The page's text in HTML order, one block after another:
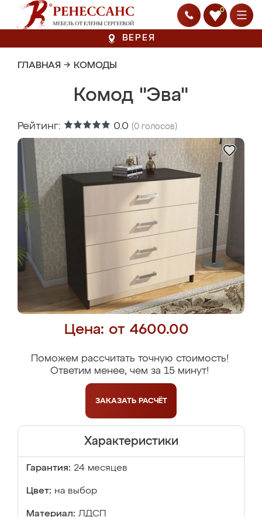
0
ВЕРЕЯ
ГЛАВНАЯ → КОМОДЫ
Комод "Эва"
Рейтинг: 0.0 (0 голосов)
Цена: от 4600.00
Поможем рассчитать точную стоимость!
Ответим менее, чем за 15 минут!
ЗАКАЗАТЬ РАСЧЁТ
Характеристики
Гарантия: 24 месяцев
Цвет: на выбор
Материал: ЛДСП